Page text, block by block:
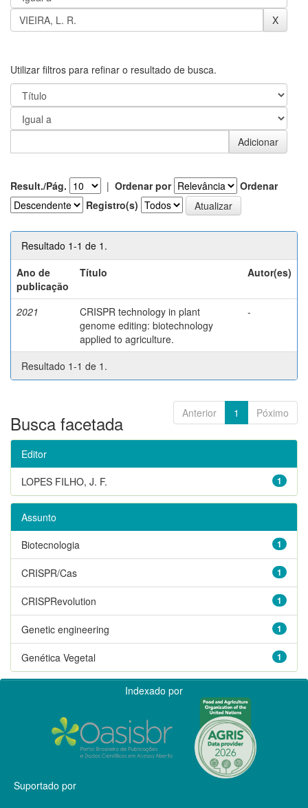
Utilizar filtros para refinar o resultado de busca.
Result./Pág. | Ordenar por
Ordenar
Registro(s)
Resultado 1-1 de 1.
Ano de
publicação
Título Autor(es)
2021
CRISPR technology in plant
genome editing: biotechnology
applied to agriculture.
-
Resultado 1-1 de 1.
Anterior 1 Póximo
Busca facetada
Editor
1
LOPES FILHO, J. F.
Assunto
1
Biotecnologia
1
CRISPR/Cas
1
CRISPRevolution
1
Genetic engineering
1
Genética Vegetal
Indexado por
Suportado por